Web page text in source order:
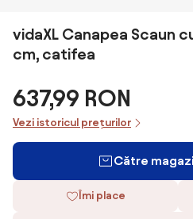
vidaXL Canapea Scaun
cm, catifea
637,99 RON
Vezi istoricul prețurilor
Către
Îmi place